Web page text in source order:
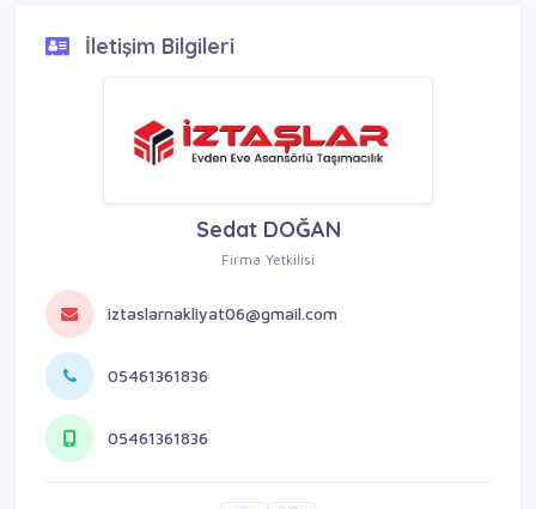
İletişim Bilgileri
Sedat DOĞAN
Firma Yetkilisi
iztaslarnakliyat06@gmail.com
05461361836
05461361836